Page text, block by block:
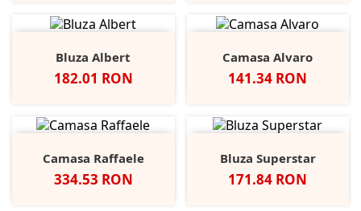
Bluza Albert
Pret
182.01 RON
Camasa Alvaro
Pret
141.34 RON
Camasa Raffaele
Pret
334.53 RON
Bluza Superstar
Pret
171.84 RON